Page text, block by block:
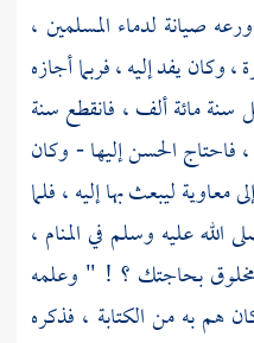
صيانة لدماء المسلمين ،
وكان يفد إليه ، فربما أجازه
سنة مائة ألف ، فانقطع سنة
فاحتاجالحسنإليها - وكان
معاويةليبعث بها إليه ، فلما
الله عليه وسلم في المنام ،
مخلوق بحاجتك ؟ ! " وعلمه
هم به من الكتابة ، فذكره